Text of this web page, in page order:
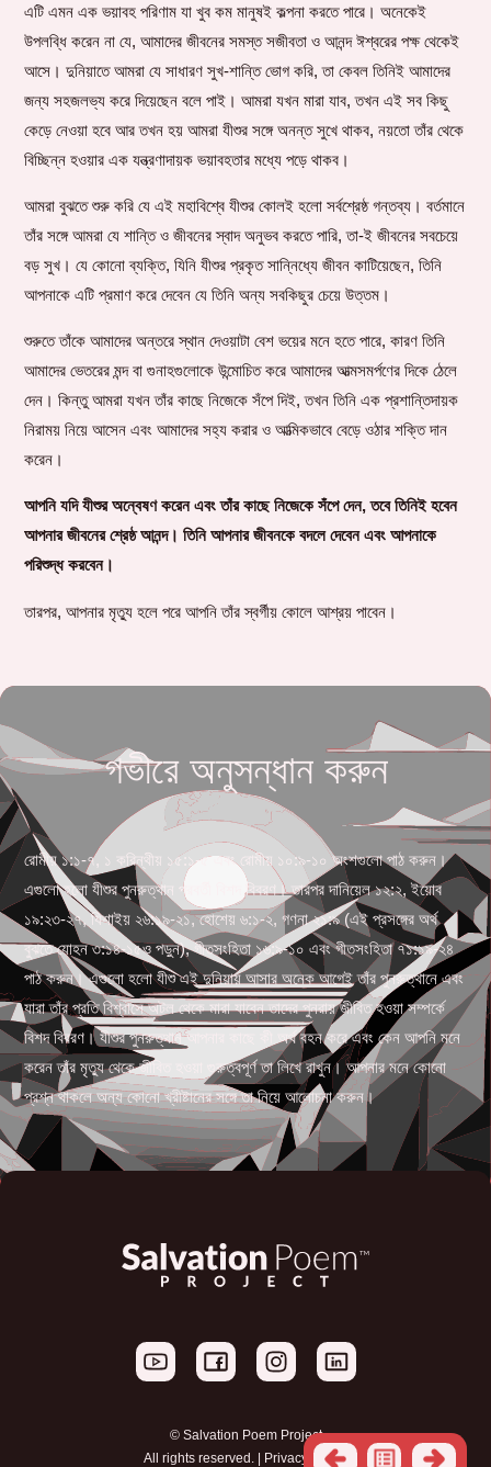
এটি এমন এক ভয়াবহ পরিণাম যা খুব কম মানুষই কল্পনা করতে পারে। অনেকেই
উপলব্ধি করেন না যে, আমাদের জীবনের সমস্ত সজীবতা ও আনন্দ ঈশ্বরের পক্ষ থেকেই
আসে। দুনিয়াতে আমরা যে সাধারণ সুখ-শান্তি ভোগ করি, তা কেবল তিনিই আমাদের
জন্য সহজলভ্য করে দিয়েছেন বলে পাই। আমরা যখন মারা যাব, তখন এই সব কিছু
কেড়ে নেওয়া হবে আর তখন হয় আমরা যীশুর সঙ্গে অনন্ত সুখে থাকব, নয়তো তাঁর থেকে
বিচ্ছিন্ন হওয়ার এক যন্ত্রণাদায়ক ভয়াবহতার মধ্যে পড়ে থাকব।
আমরা বুঝতে শুরু করি যে এই মহাবিশ্বে যীশুর কোলই হলো সর্বশ্রেষ্ঠ গন্তব্য। বর্তমানে
তাঁর সঙ্গে আমরা যে শান্তি ও জীবনের স্বাদ অনুভব করতে পারি, তা-ই জীবনের সবচেয়ে
বড় সুখ। যে কোনো ব্যক্তি, যিনি যীশুর প্রকৃত সান্নিধ্যে জীবন কাটিয়েছেন, তিনি
আপনাকে এটি প্রমাণ করে দেবেন যে তিনি অন্য সবকিছুর চেয়ে উত্তম।
শুরুতে তাঁকে আমাদের অন্তরে স্থান দেওয়াটা বেশ ভয়ের মনে হতে পারে, কারণ তিনি
আমাদের ভেতরের মন্দ বা গুনাহগুলোকে উন্মোচিত করে আমাদের আত্মসমর্পণের দিকে ঠেলে
দেন। কিন্তু আমরা যখন তাঁর কাছে নিজেকে সঁপে দিই, তখন তিনি এক প্রশান্তিদায়ক
নিরাময় নিয়ে আসেন এবং আমাদের সহ্য করার ও আত্মিকভাবে বেড়ে ওঠার শক্তি দান
করেন।
আপনি যদি যীশুর অন্বেষণ করেন এবং তাঁর কাছে নিজেকে সঁপে দেন, তবে তিনিই হবেন
আপনার জীবনের শ্রেষ্ঠ আনন্দ। তিনি আপনার জীবনকে বদলে দেবেন এবং আপনাকে
পরিশুদ্ধ করবেন।
তারপর, আপনার মৃত্যু হলে পরে আপনি তাঁর স্বর্গীয় কোলে আশ্রয় পাবেন।
গভীরে অনুসন্ধান করুন
রোমীয় ১:১-৭, ১ করিন্থীয় ১৫:১-৫ এবং রোমীয় ১০:৯-১০ অংশগুলো পাঠ করুন।
এগুলো হলো যীশুর পুনরুত্থান পরবর্তী বিশদ বিবরণ। তারপর দানিয়েল ১২:২, ইয়োব
১৯:২৩-২৭, যিশাইয় ২৬:১৯-২১, হোশেয় ৬:১-২, গণনা ২১:৯ (এই প্রসঙ্গের অর্থ
বুঝতে যোহন ৩:১৪-১৫ও পড়ুন), গীতসংহিতা ১৬:৯-১০ এবং গীতসংহিতা ৭১:১৯-২৪
পাঠ করুন। এগুলো হলো যীশু এই দুনিয়ায় আসার অনেক আগেই তাঁর পুনরুত্থানে এবং
যারা তাঁর প্রতি বিশ্বাসে অটল থেকে মারা যাবেন তাদের পুনরায় জীবিত হওয়া সম্পর্কে
বিশদ বিবরণ। যীশুর পুনরুত্থান আপনার কাছে কী অর্থ বহন করে এবং কেন আপনি মনে
করেন তাঁর মৃত্যু থেকে জীবিত হওয়া গুরুত্বপূর্ণ তা লিখে রাখুন। আপনার মনে কোনো
প্রশ্ন থাকলে অন্য কোনো খ্রীষ্টানের সঙ্গে তা নিয়ে আলোচনা করুন।
© Salvation Poem Project
All rights reserved. | Privacy Policy